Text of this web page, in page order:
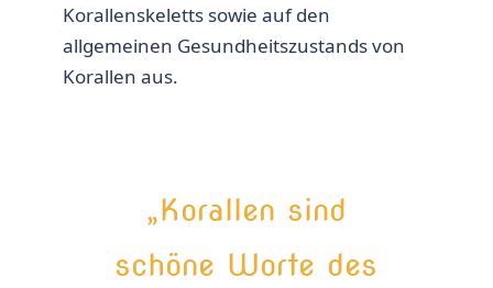
Korallenskeletts sowie auf den
allgemeinen Gesundheitszustands von
Korallen aus.
„Korallen sind
schöne Worte des